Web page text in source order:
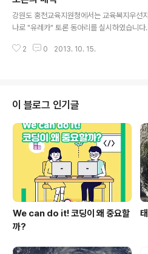
보다가 비행기 앞에 찍은 사진을 보고 작은 아
어디냐고 물었습니다. 저희 아이가 어릴 적 함
라가는 길이 가장 아름다운 이때, 저희 아이와
강원도 홍천교육지원청에서는 교육복지우선
나로 "유레카" 토론 동아리를 실시하였습니다
구성하여 매주 월요일 방과 후 오후 5시부터 7
표력과 표현력을 증진해 학교 적응 능력을 신장
의미를 두고 있습니다. 토론(DEBATE)이란?
시된 주제와 관련된 준비를 하여 서로 반대되
형식이 분명한 토론을 하는 과정입니다. 주제
논리적인 인식을 추구하고 팀워크 활동을 통
향상하며 자신의 의견을 효과적으로 전달하
2 0 2013. 10. 15.
이 블로그 인기글
We can do it! 코딩이 왜 중요할
까?